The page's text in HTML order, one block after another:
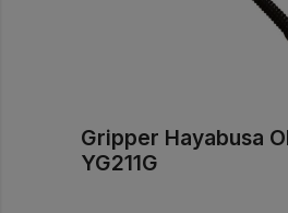
Gripper Hayabusa
YG211G